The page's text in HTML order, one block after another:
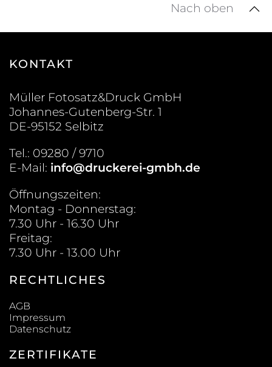
Nach oben
KONTAKT
Müller Fotosatz&Druck GmbH
Johannes-Gutenberg-Str. 1
DE-95152 Selbitz
Tel.: 09280 / 9710
E-Mail: info@druckerei-gmbh.de
Öffnungszeiten:
Montag - Donnerstag:
7.30 Uhr - 16.30 Uhr
Freitag:
7.30 Uhr - 13.00 Uhr
RECHTLICHES
AGB
Impressum
Datenschutz
ZERTIFIKATE